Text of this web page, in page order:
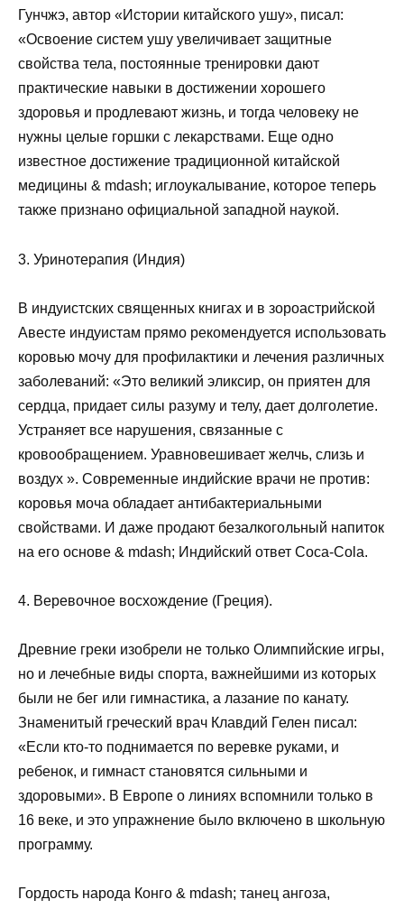
Гунчжэ, автор «Истории китайского ушу», писал:
«Освоение систем ушу увеличивает защитные
свойства тела, постоянные тренировки дают
практические навыки в достижении хорошего
здоровья и продлевают жизнь, и тогда человеку не
нужны целые горшки с лекарствами. Еще одно
известное достижение традиционной китайской
медицины & mdash; иглоукалывание, которое теперь
также признано официальной западной наукой.
3. Уринотерапия (Индия)
В индуистских священных книгах и в зороастрийской
Авесте индуистам прямо рекомендуется использовать
коровью мочу для профилактики и лечения различных
заболеваний: «Это великий эликсир, он приятен для
сердца, придает силы разуму и телу, дает долголетие.
Устраняет все нарушения, связанные с
кровообращением. Уравновешивает желчь, слизь и
воздух ». Современные индийские врачи не против:
коровья моча обладает антибактериальными
свойствами. И даже продают безалкогольный напиток
на его основе & mdash; Индийский ответ Coca-Cola.
4. Веревочное восхождение (Греция).
Древние греки изобрели не только Олимпийские игры,
но и лечебные виды спорта, важнейшими из которых
были не бег или гимнастика, а лазание по канату.
Знаменитый греческий врач Клавдий Гелен писал:
«Если кто-то поднимается по веревке руками, и
ребенок, и гимнаст становятся сильными и
здоровыми». В Европе о линиях вспомнили только в
16 веке, и это упражнение было включено в школьную
программу.
Гордость народа Конго & mdash; танец ангоза,